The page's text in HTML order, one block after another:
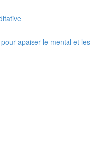
apaiser le mental et les